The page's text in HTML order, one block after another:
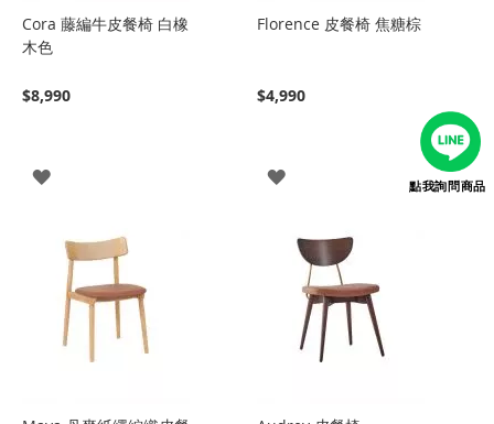
Cora 藤編牛皮餐椅 白橡
木色
$8,990
登
Florence 皮餐椅 焦糖棕
$4,990
登
點我詢問商品